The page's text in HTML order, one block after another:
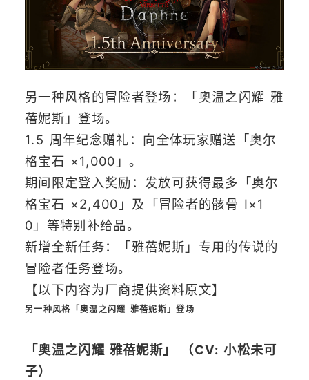
另一种风格的冒险者登场：「奥温之闪耀 雅
蓓妮斯」登场。
1.5 周年纪念赠礼：向全体玩家赠送「奥尔
格宝石 ×1,000」。
期间限定登入奖励：发放可获得最多「奥尔
格宝石 ×2,400」及「冒险者的骸骨 Ⅰ×1
0」等特别补给品。
新增全新任务：「雅蓓妮斯」专用的传说的
冒险者任务登场。
【以下内容为厂商提供资料原文】
另一种风格「奥温之闪耀 雅蓓妮斯」登场
「奥温之闪耀 雅蓓妮斯」 （CV: 小松未可
子）